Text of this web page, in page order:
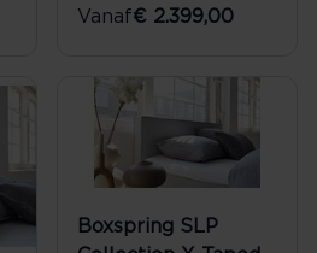
Vanaf€ 2.399,00
Boxspring SLP